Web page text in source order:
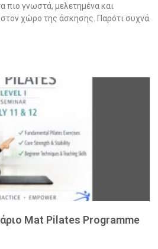
πιο γνωστά, μελετημένα και
χώρο της άσκησης. Παρότι συχνά
Mat Pilates Programme